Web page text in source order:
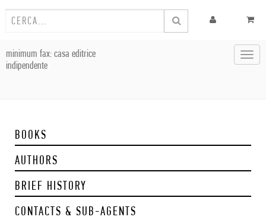
minimum fax: casa editrice
indipendente
BOOKS
AUTHORS
BRIEF HISTORY
CONTACTS & SUB-AGENTS